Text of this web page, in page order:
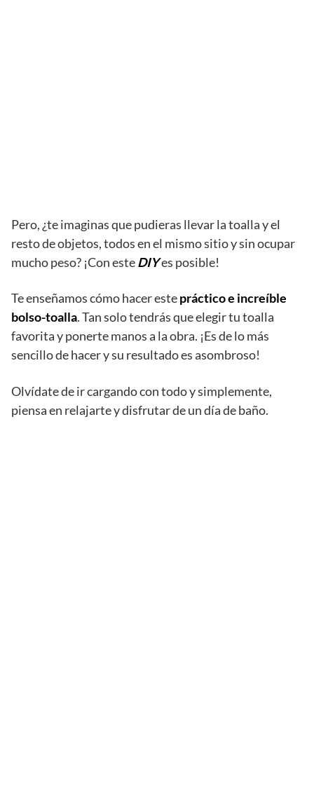
Pero, ¿te imaginas que pudieras llevar la toalla y el
resto de objetos, todos en el mismo sitio y sin ocupar
mucho peso? ¡Con esteDIYes posible!
Te enseñamos cómo hacer estepráctico e increíble
bolso-toalla. Tan solo tendrás que elegir tu toalla
favorita y ponerte manos a la obra. ¡Es de lo más
sencillo de hacer y su resultado es asombroso!
Olvídate de ir cargando con todo y simplemente,
piensa en relajarte y disfrutar de un día de baño.